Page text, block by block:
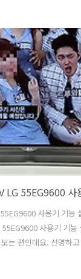
편하게 사용할 수 있습
요없이 자체적으로 무
는 기존에 사용하던 갤
합니다. 저 역시도 삼
배터리를 사용하는 부
LG 55EG9600 사
사용기 기능
사용기 기능
는 편인데요. 선명하
즐기게 하고 보는 재미